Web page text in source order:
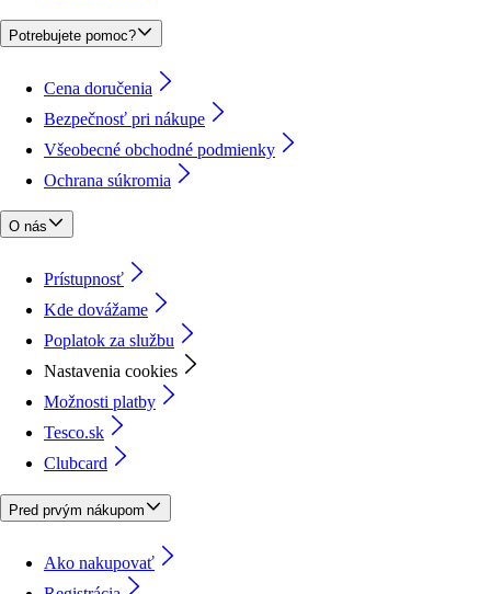
Potrebujete pomoc?
Cena doručenia
Bezpečnosť pri nákupe
Všeobecné obchodné podmienky
Ochrana súkromia
O nás
Prístupnosť
Kde dovážame
Poplatok za službu
Nastavenia cookies
Možnosti platby
Tesco.sk
Clubcard
Pred prvým nákupom
Ako nakupovať